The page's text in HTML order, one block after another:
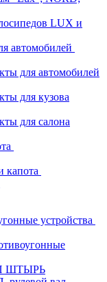
LUX и
автомобилей
для автомобилей
для кузова
для салона
капота
устройства
ШТЫРЬ